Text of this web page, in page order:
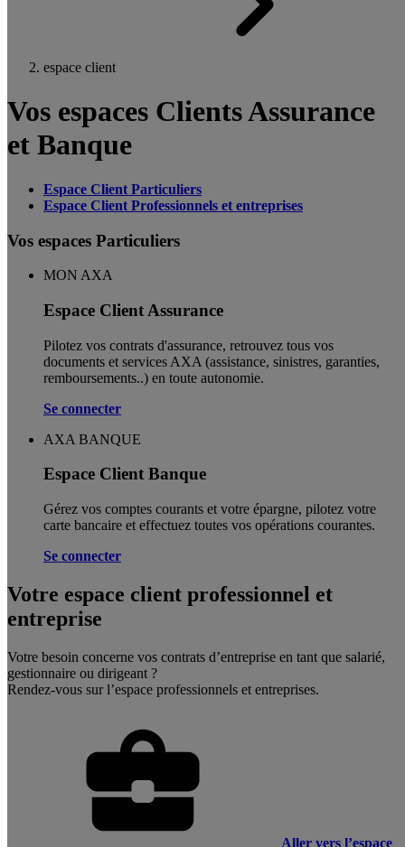
espace client
Vos espaces Clients Assurance
et Banque
Espace Client Particuliers
Espace Client Professionnels et entreprises
Vos espaces Particuliers
MON AXA
Espace Client Assurance
Pilotez vos contrats d'assurance, retrouvez tous vos
documents et services AXA (assistance, sinistres, garanties,
remboursements..) en toute autonomie. ​
Se connecter
AXA BANQUE
Espace Client Banque
Gérez vos comptes courants et votre épargne, pilotez votre
carte bancaire et effectuez toutes vos opérations courantes.
Se connecter
Votre espace client professionnel et
entreprise
Votre besoin concerne vos contrats d’entreprise en tant que salarié,
gestionnaire ou dirigeant ?
Rendez-vous sur l’espace professionnels et entreprises.
Aller vers l’espace